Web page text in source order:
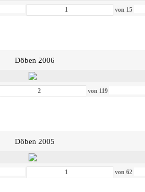
von 15
Döben 2006
von 119
Döben 2005
von62